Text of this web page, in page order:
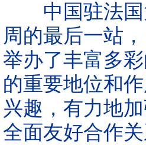
中国驻法国
周的最后一站
举办了丰富多
的重要地位和
兴趣，有力地
全面友好合作